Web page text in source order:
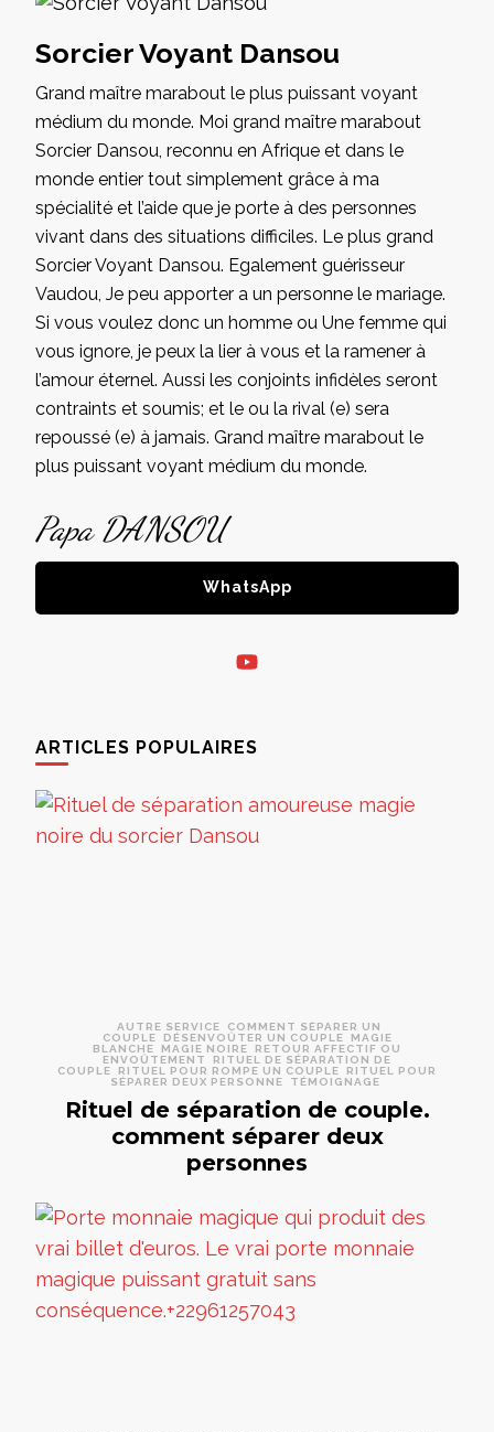
Sorcier Voyant Dansou
Grand maître marabout le plus puissant voyant
médium du monde. Moi grand maître marabout
Sorcier Dansou, reconnu en Afrique et dans le
monde entier tout simplement grâce à ma
spécialité et l’aide que je porte à des personnes
vivant dans des situations difficiles. Le plus grand
Sorcier Voyant Dansou. Egalement guérisseur
Vaudou, Je peu apporter a un personne le mariage.
Si vous voulez donc un homme ou Une femme qui
vous ignore, je peux la lier à vous et la ramener à
l’amour éternel. Aussi les conjoints infidèles seront
contraints et soumis; et le ou la rival (e) sera
repoussé (e) à jamais. Grand maître marabout le
plus puissant voyant médium du monde.
Papa DANSOU
WhatsApp
ARTICLES POPULAIRES
AUTRE SERVICE
COMMENT SÉPARER UN
COUPLE
DÉSENVOÛTER UN COUPLE
MAGIE
BLANCHE
MAGIE NOIRE
RETOUR AFFECTIF OU
ENVOÛTEMENT
RITUEL DE SÉPARATION DE
COUPLE
RITUEL POUR ROMPE UN COUPLE
RITUEL POUR
SÉPARER DEUX PERSONNE
TÉMOIGNAGE
Rituel de séparation de couple.
comment séparer deux
personnes